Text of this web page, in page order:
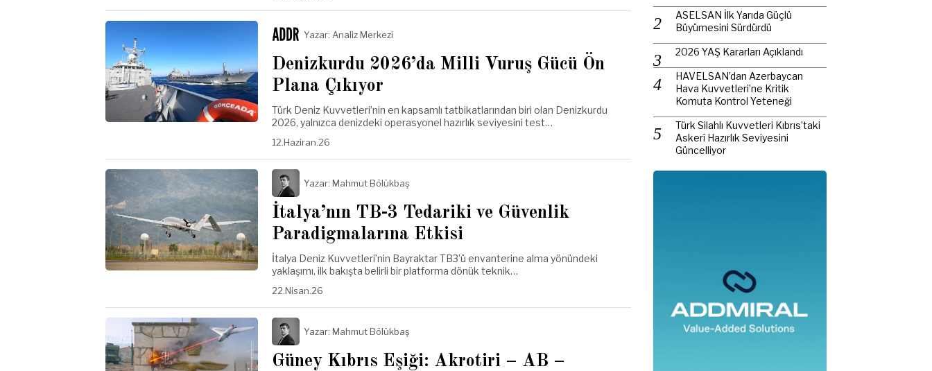
Yazar: Analiz Merkezi
Denizkurdu 2026’da Milli Vuruş Gücü Ön
Plana Çıkıyor
Türk Deniz Kuvvetleri’nin en kapsamlı tatbikatlarından biri olan Denizkurdu
2026, yalnızca denizdeki operasyonel hazırlık seviyesini test…
12.Haziran.26
Yazar: Mahmut Bölükbaş
İtalya’nın TB-3 Tedariki ve Güvenlik
Paradigmalarına Etkisi
İtalya Deniz Kuvvetleri’nin Bayraktar TB3’ü envanterine alma yönündeki
yaklaşımı, ilk bakışta belirli bir platforma dönük teknik…
22.Nisan.26
Yazar: Mahmut Bölükbaş
Güney Kıbrıs Eşiği: Akrotiri – AB –
ASELSAN İlk Yarıda Güçlü
Büyümesini Sürdürdü
2026 YAŞ Kararları Açıklandı
HAVELSAN’dan Azerbaycan
Hava Kuvvetleri’ne Kritik
Komuta Kontrol Yeteneği
Türk Silahlı Kuvvetleri Kıbrıs’taki
Askerî Hazırlık Seviyesini
Güncelliyor